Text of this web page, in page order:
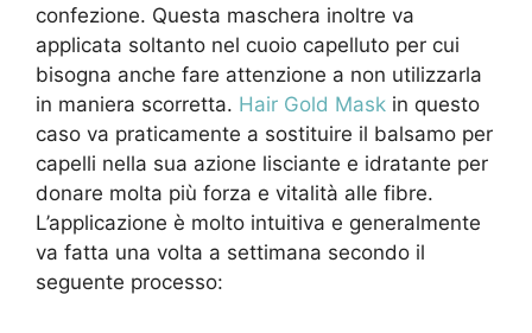
confezione. Questa maschera inoltre va
applicata soltanto nel cuoio capelluto per cui
bisogna anche fare attenzione a non utilizzarla
in maniera scorretta. Hair Gold Mask in questo
caso va praticamente a sostituire il balsamo per
capelli nella sua azione lisciante e idratante per
donare molta più forza e vitalità alle fibre.
L’applicazione è molto intuitiva e generalmente
va fatta una volta a settimana secondo il
seguente processo: